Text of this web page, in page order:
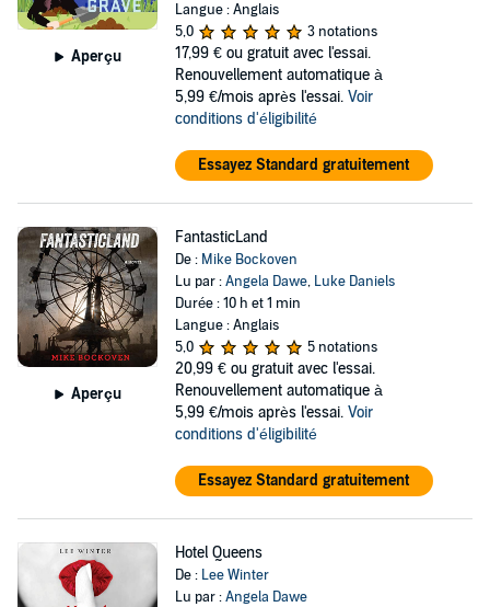
Aperçu
Langue : Anglais
5,0
3 notations
17,99 € ou gratuit avec l'essai.
Renouvellement automatique à
5,99 €/mois après l'essai. Voir
conditions d'éligibilité
Essayez Standard gratuitement
Aperçu
FantasticLand
De : Mike Bockoven
Lu par :Angela Dawe, Luke Daniels
Durée : 10 h et 1 min
Langue : Anglais
5,0
5 notations
20,99 € ou gratuit avec l'essai.
Renouvellement automatique à
5,99 €/mois après l'essai. Voir
conditions d'éligibilité
Essayez Standard gratuitement
Hotel Queens
De : Lee Winter
Lu par :Angela Dawe